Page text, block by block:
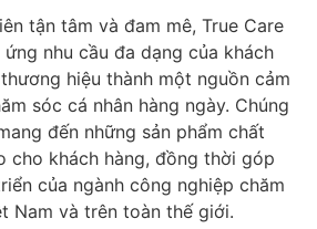
tận tâm và đam mê, True Care
nhu cầu đa dạng của khách
hiệu thành một nguồn cảm
sóc cá nhân hàng ngày. Chúng
đến những sản phẩm chất
cho khách hàng, đồng thời góp
của ngành công nghiệp chăm
Nam và trên toàn thế giới.